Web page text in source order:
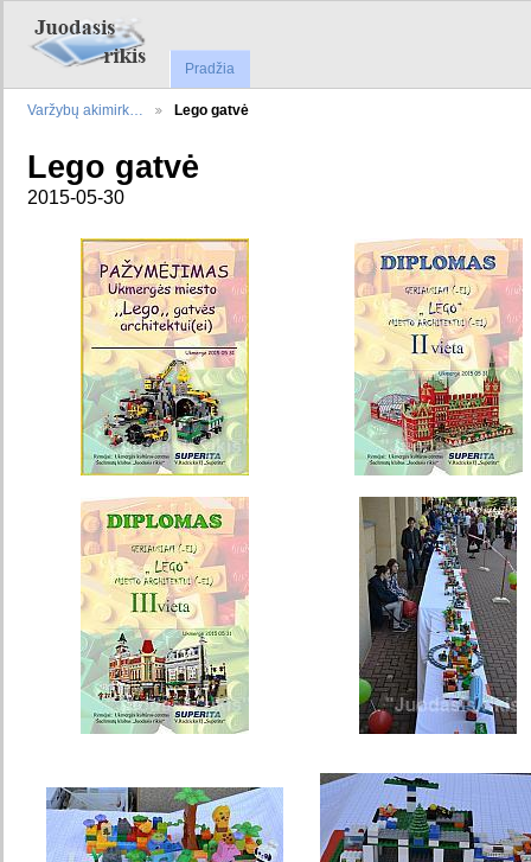
Pradžia
Varžybų akimirk… Lego gatvė
Lego gatvė
2015-05-30